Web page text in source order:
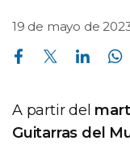
19 de mayo de
Compartir en Facebook Compartir en Twitter Compartir en Linkedin Compartir en Whatsapp
A partir del
Guitarras del